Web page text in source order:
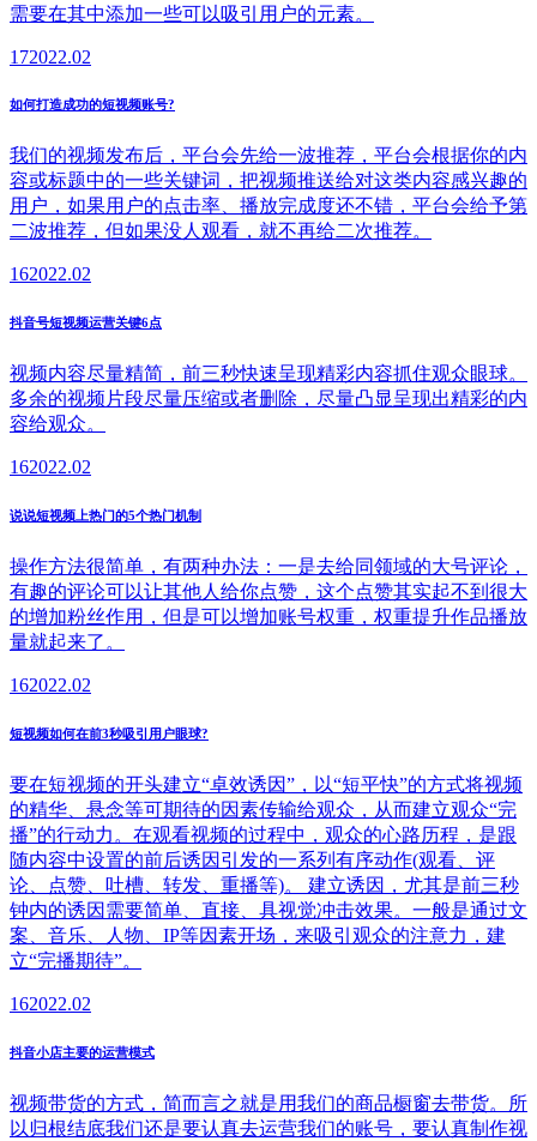
需要在其中添加一些可以吸引用户的元素。
172022.02
如何打造成功的短视频账号?
我们的视频发布后，平台会先给一波推荐，平台会根据你的内
容或标题中的一些关键词，把视频推送给对这类内容感兴趣的
用户，如果用户的点击率、播放完成度还不错，平台会给予第
二波推荐，但如果没人观看，就不再给二次推荐。
162022.02
抖音号短视频运营关键6点
视频内容尽量精简，前三秒快速呈现精彩内容抓住观众眼球。
多余的视频片段尽量压缩或者删除，尽量凸显呈现出精彩的内
容给观众。
162022.02
说说短视频上热门的5个热门机制
操作方法很简单，有两种办法：一是去给同领域的大号评论，
有趣的评论可以让其他人给你点赞，这个点赞其实起不到很大
的增加粉丝作用，但是可以增加账号权重，权重提升作品播放
量就起来了。
162022.02
短视频如何在前3秒吸引用户眼球?
要在短视频的开头建立“卓效诱因”，以“短平快”的方式将视频
的精华、悬念等可期待的因素传输给观众，从而建立观众“完
播”的行动力。在观看视频的过程中，观众的心路历程，是跟
随内容中设置的前后诱因引发的一系列有序动作(观看、评
论、点赞、吐槽、转发、重播等)。 建立诱因，尤其是前三秒
钟内的诱因需要简单、直接、具视觉冲击效果。一般是通过文
案、音乐、人物、IP等因素开场，来吸引观众的注意力，建
立“完播期待”。
162022.02
抖音小店主要的运营模式
视频带货的方式，简而言之就是用我们的商品橱窗去带货。所
以归根结底我们还是要认真去运营我们的账号，要认真制作视